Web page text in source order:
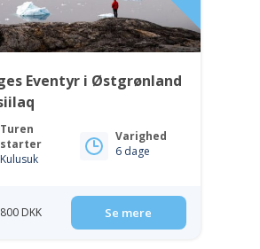
Eventyr i Østgrønland
Turen
starter
Kulusuk
Varighed
6 dage
DKK Se mere